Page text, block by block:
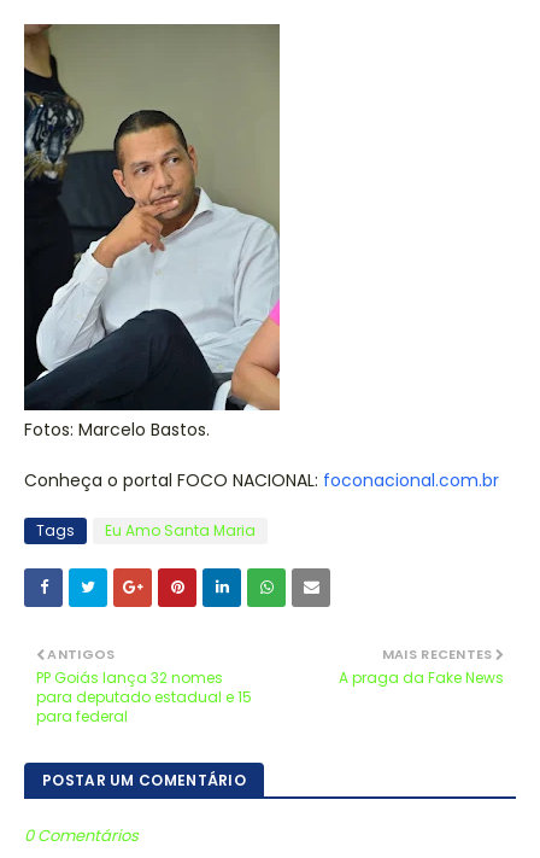
Fotos: Marcelo Bastos.
Conheça o portal FOCO NACIONAL: foconacional.com.br
Tags Eu Amo Santa Maria
MAIS RECENTES
A praga da Fake News
ANTIGOS
PP Goiás lança 32 nomes
para deputado estadual e 15
para federal
POSTAR UM COMENTÁRIO
0 Comentários